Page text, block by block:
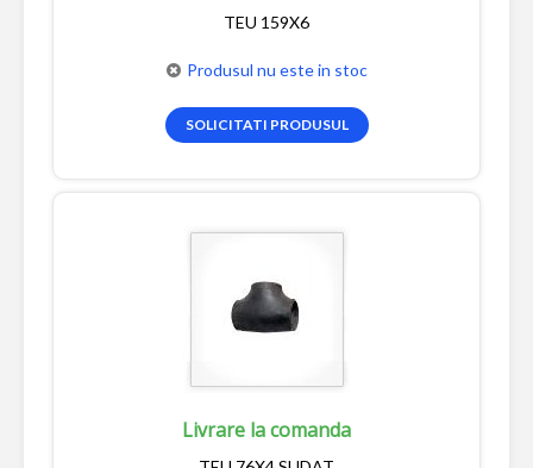
TEU 159X6
Produsul nu este in stoc
SOLICITATI PRODUSUL
Livrare la comanda